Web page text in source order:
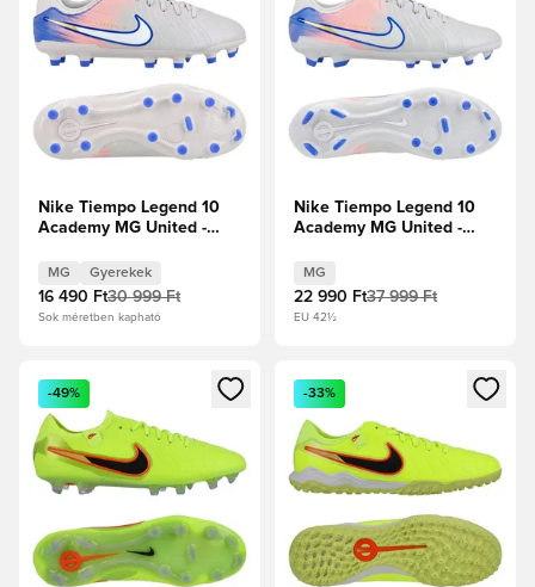
Nike Tiempo Legend 10
Academy MG United -
Gyerek
MG Gyerekek
16 490 Ft30 999 Ft
Sok méretben kapható
Nike Tiempo Legend 10
Academy MG United -
MG
22 990 Ft37 999 Ft
EU 42½
Megnyit egy modált a bejelentkezéshez vagy a tagként
-49%
Megnyit egy modált a
-33%